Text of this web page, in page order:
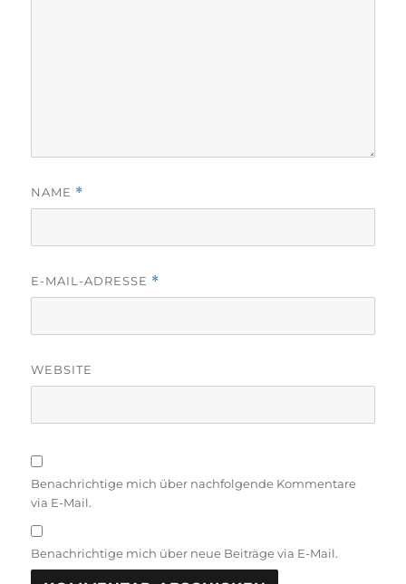
NAME *
E-MAIL-ADRESSE *
WEBSITE
Benachrichtige mich über nachfolgende Kommentare
via E-Mail.
Benachrichtige mich über neue Beiträge via E-Mail.